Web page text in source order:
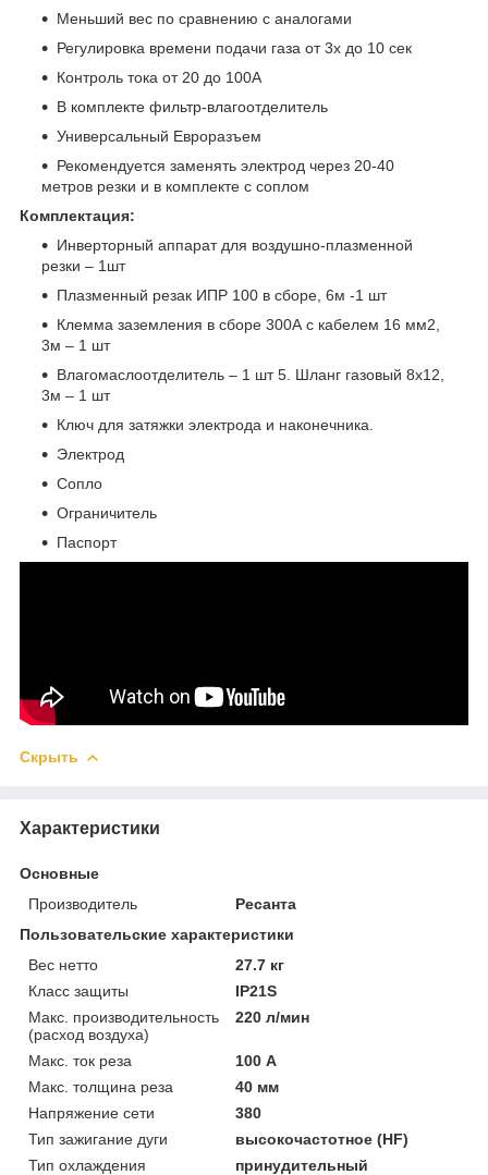
Меньший вес по сравнению с аналогами
Регулировка времени подачи газа от 3х до 10 сек
Контроль тока от 20 до 100А
В комплекте фильтр-влагоотделитель
Универсальный Евроразъем
Рекомендуется заменять электрод через 20-40
метров резки и в комплекте с соплом
Комплектация:
Инверторный аппарат для воздушно-плазменной
резки – 1шт
Плазменный резак ИПР 100 в сборе, 6м -1 шт
Клемма заземления в сборе 300А с кабелем 16 мм2,
3м – 1 шт
Влагомаслоотделитель – 1 шт 5. Шланг газовый 8х12,
3м – 1 шт
Ключ для затяжки электрода и наконечника.
Электрод
Сопло
Ограничитель
Паспорт
Скрыть
Характеристики
Основные
Производитель
Ресанта
Пользовательские характеристики
Вес нетто
27.7 кг
Класс защиты
IP21S
Макс. производительность
(расход воздуха)
220 л/мин
Макс. ток реза
100 А
Макс. толщина реза
40 мм
Напряжение сети
380
Тип зажигание дуги
высокочастотное (HF)
Тип охлаждения
принудительный